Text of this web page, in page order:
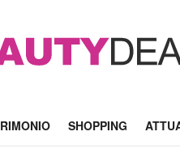
SHOPPING